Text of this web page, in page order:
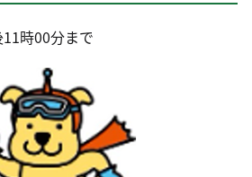
時00分まで